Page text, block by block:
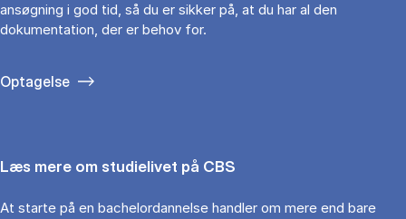
ansøgning i god tid, så du er sikker på, at du har al den
dokumentation, der er behov for.
Optagelse
Læs mere om studielivet på CBS
At starte på en bachelordannelse handler om mere end bare